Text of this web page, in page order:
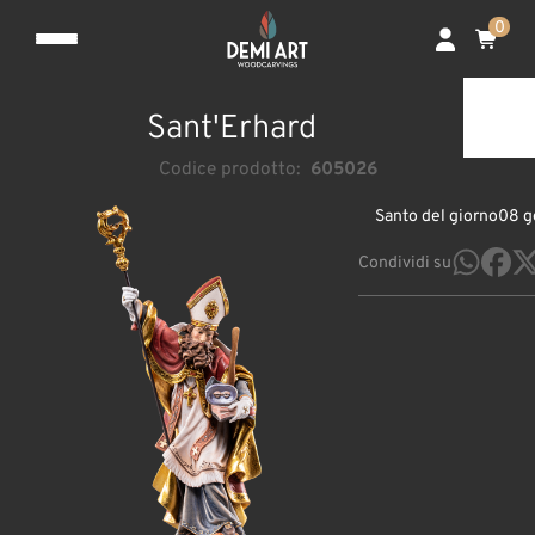
0
Sant'Erhard
Codice prodotto: 605026
Santo del giorno08
Condividi su